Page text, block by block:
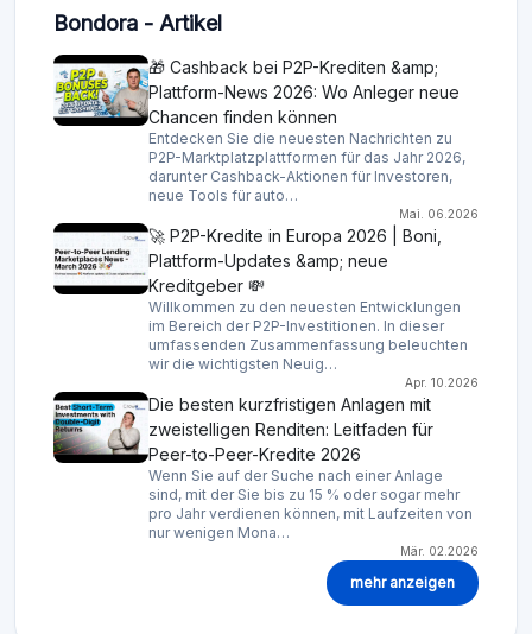
Bondora - Artikel
🎁 Cashback bei P2P-Krediten &amp;
Plattform-News 2026: Wo Anleger neue
Chancen finden können
Entdecken Sie die neuesten Nachrichten zu
P2P-Marktplatzplattformen für das Jahr 2026,
darunter Cashback-Aktionen für Investoren,
neue Tools für auto…
Mai. 06.2026
🚀 P2P-Kredite in Europa 2026 | Boni,
Plattform-Updates &amp; neue
Kreditgeber 💸
Willkommen zu den neuesten Entwicklungen
im Bereich der P2P-Investitionen. In dieser
umfassenden Zusammenfassung beleuchten
wir die wichtigsten Neuig…
Apr. 10.2026
Die besten kurzfristigen Anlagen mit
zweistelligen Renditen: Leitfaden für
Peer-to-Peer-Kredite 2026
Wenn Sie auf der Suche nach einer Anlage
sind, mit der Sie bis zu 15 % oder sogar mehr
pro Jahr verdienen können, mit Laufzeiten von
nur wenigen Mona…
Mär. 02.2026
mehr anzeigen